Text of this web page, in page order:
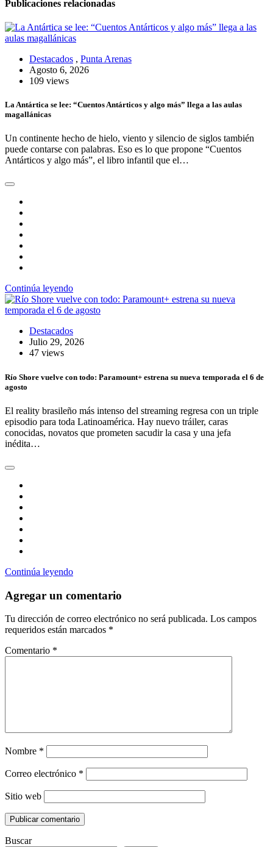
Publicaciones relacionadas
Destacados , Punta Arenas
Agosto 6, 2026
109 views
La Antártica se lee: “Cuentos Antárticos y algo más” llega a las aulas
magallánicas
Un continente hecho de hielo, viento y silencio de siglos también
puede contarse con palabras. Eso es lo que propone “Cuentos
Antárticos y algo más”, el libro infantil que el…
Continúa leyendo
Destacados
Julio 29, 2026
47 views
Río Shore vuelve con todo: Paramount+ estrena su nueva temporada el 6 de
agosto
El reality brasileño más intenso del streaming regresa con un triple
episodio para toda Latinoamérica. Hay nuevo tráiler, caras
conocidas, novatos que prometen sacudir la casa y una jefa
inédita…
Continúa leyendo
Agregar un comentario
Tu dirección de correo electrónico no será publicada. Los campos
requeridos están marcados *
Comentario *
Nombre *
Correo electrónico *
Sitio web
Buscar